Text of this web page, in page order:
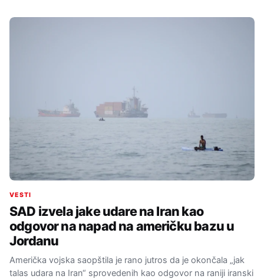
VESTI
SAD izvela jake udare na Iran kao
odgovor na napad na američku bazu u
Jordanu
Američka vojska saopštila je rano jutros da je okončala „jak
talas udara na Iran“ sprovedenih kao odgovor na raniji iranski